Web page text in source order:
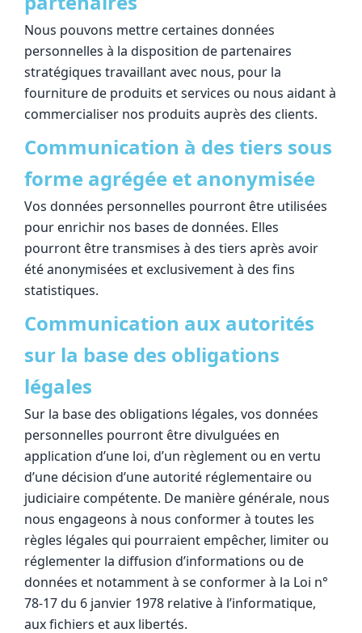
Nous pouvons mettre certaines données
personnelles à la disposition de partenaires
stratégiques travaillant avec nous, pour la
fourniture de produits et services ou nous aidant à
commercialiser nos produits auprès des clients.
Communication à des tiers sous
forme agrégée et anonymisée
Vos données personnelles pourront être utilisées
pour enrichir nos bases de données. Elles
pourront être transmises à des tiers après avoir
été anonymisées et exclusivement à des fins
statistiques.
Communication aux autorités
sur la base des obligations
légales
Sur la base des obligations légales, vos données
personnelles pourront être divulguées en
application d’une loi, d’un règlement ou en vertu
d’une décision d’une autorité réglementaire ou
judiciaire compétente. De manière générale, nous
nous engageons à nous conformer à toutes les
règles légales qui pourraient empêcher, limiter ou
réglementer la diffusion d’informations ou de
données et notamment à se conformer à la Loi n°
78-17 du 6 janvier 1978 relative à l’informatique,
aux fichiers et aux libertés.